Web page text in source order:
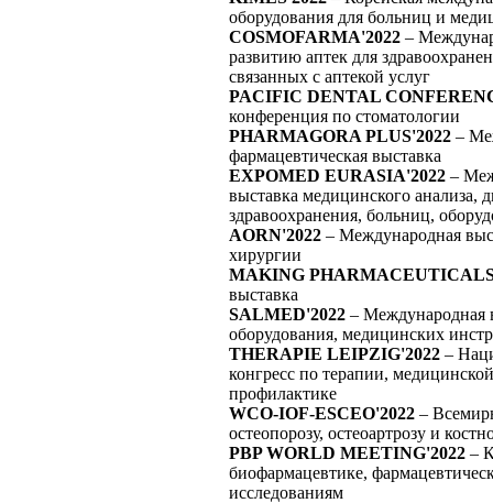
оборудования для больниц и
COSMOFARMA'2022 –
развитию аптек для
связанных с аптекой услуг
PACIFIC DENTAL
конференция по стоматологии
PHARMAGORA PLUS'2022 –
фармацевтическая выставка
EXPOMED EURASIA'2022 –
выставка медицинского анализа,
здравоохранения, больниц,
AORN'2022 – Международная
хирургии
MAKING
выставка
SALMED'2022 – Международная
оборудования, медицинских
THERAPIE LEIPZIG'2022 –
конгресс по терапии,
профилактике
WCO-IOF-ESCEO'2022 –
остеопорозу, остеоартрозу и
PBP WORLD MEETING'2022 –
биофармацевтике,
исследованиям